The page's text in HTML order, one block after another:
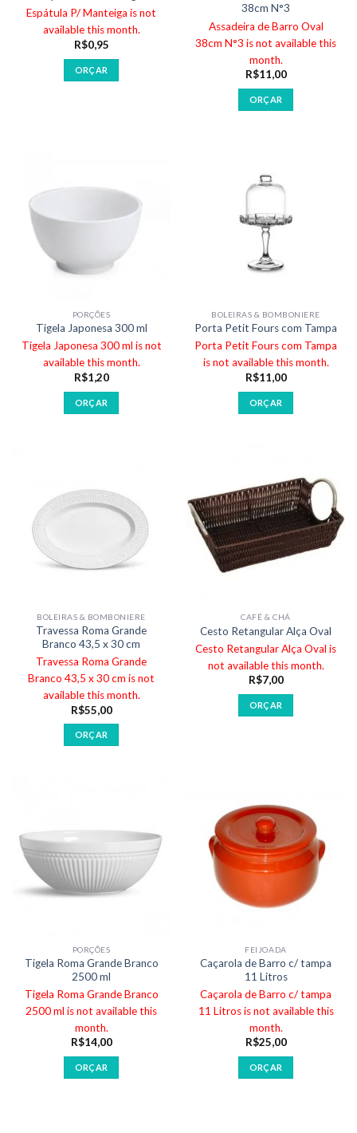
Espátula P/ Manteiga is not
available this month.
R$0,95
ORÇAR
38cm N°3
Assadeira de Barro Oval
38cm N°3 is not available this
month.
R$11,00
ORÇAR
PORÇÕES
Tigela Japonesa 300 ml
Tigela Japonesa 300 ml is not
available this month.
R$1,20
ORÇAR
BOLEIRAS & BOMBONIERE
Porta Petit Fours com Tampa
Porta Petit Fours com Tampa
is not available this month.
R$11,00
ORÇAR
BOLEIRAS & BOMBONIERE
Travessa Roma Grande
Branco 43,5 x 30 cm
Travessa Roma Grande
Branco 43,5 x 30 cm is not
available this month.
R$55,00
ORÇAR
CAFÉ & CHÁ
Cesto Retangular Alça Oval
Cesto Retangular Alça Oval is
not available this month.
R$7,00
ORÇAR
PORÇÕES
Tigela Roma Grande Branco
2500 ml
Tigela Roma Grande Branco
2500 ml is not available this
month.
R$14,00
ORÇAR
FEIJOADA
Caçarola de Barro c/ tampa
11 Litros
Caçarola de Barro c/ tampa
11 Litros is not available this
month.
R$25,00
ORÇAR